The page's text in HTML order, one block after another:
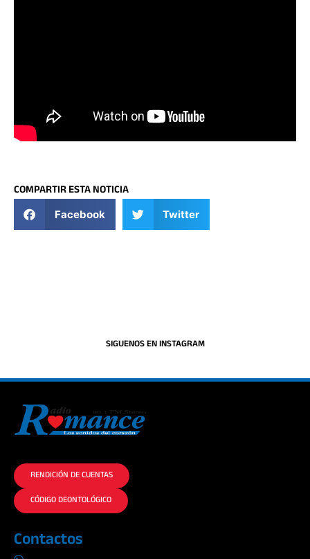
COMPARTIR ESTA NOTICIA
Facebook Twitter
SIGUENOS EN INSTAGRAM
RENDICIÓN DE CUENTAS
CÓDIGO DEONTOLÓGICO
Contactos